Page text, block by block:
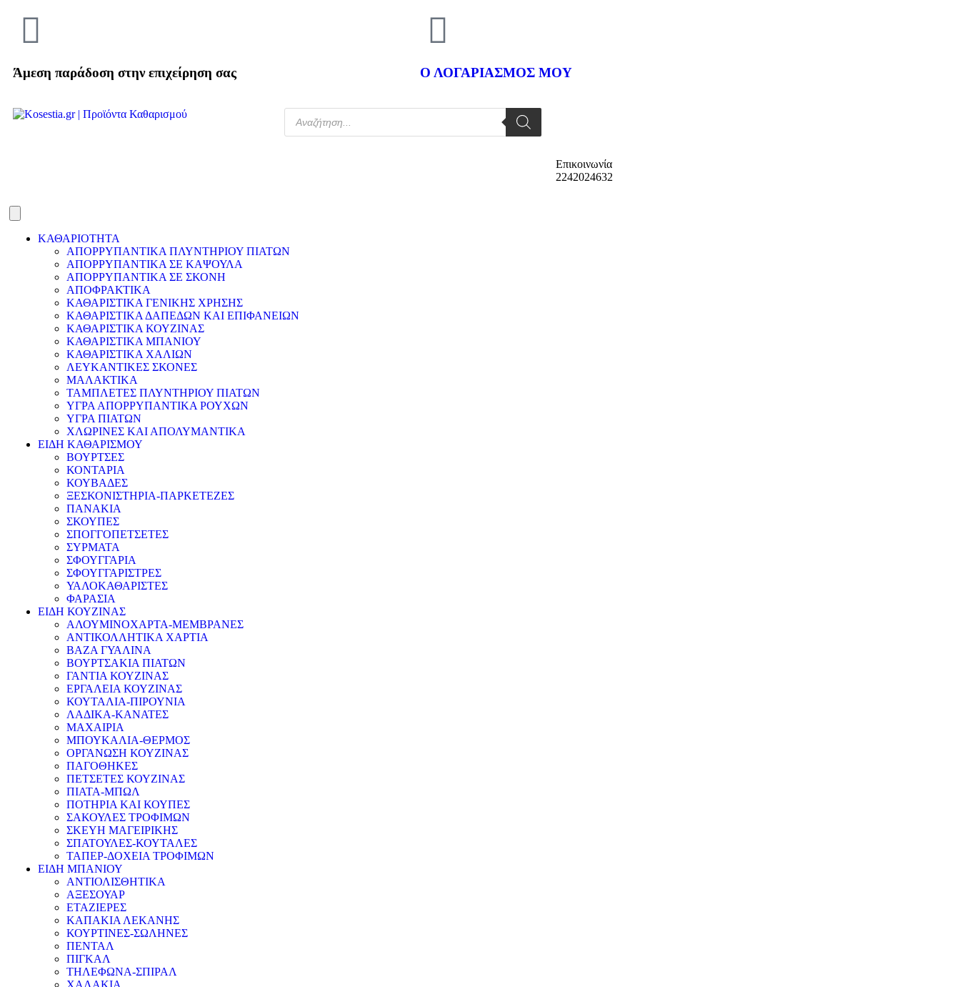
Άμεση παράδοση στην επιχείρηση σας Ο ΛΟΓΑΡΙΑΣΜΟΣ ΜΟΥ
Επικοινωνία
2242024632
ΚΑΘΑΡΙΟΤΗΤΑ
ΑΠΟΡΡΥΠΑΝΤΙΚΑ ΠΛΥΝΤΗΡΙΟΥ ΠΙΑΤΩΝ
ΑΠΟΡΡΥΠΑΝΤΙΚΑ ΣΕ ΚΑΨΟΥΛΑ
ΑΠΟΡΡΥΠΑΝΤΙΚΑ ΣΕ ΣΚΟΝΗ
ΑΠΟΦΡΑΚΤΙΚΑ
ΚΑΘΑΡΙΣΤΙΚΑ ΓΕΝΙΚΗΣ ΧΡΗΣΗΣ
ΚΑΘΑΡΙΣΤΙΚΑ ΔΑΠΕΔΩΝ ΚΑΙ ΕΠΙΦΑΝΕΙΩΝ
ΚΑΘΑΡΙΣΤΙΚΑ ΚΟΥΖΙΝΑΣ
ΚΑΘΑΡΙΣΤΙΚΑ ΜΠΑΝΙΟΥ
ΚΑΘΑΡΙΣΤΙΚΑ ΧΑΛΙΩΝ
ΛΕΥΚΑΝΤΙΚΕΣ ΣΚΟΝΕΣ
ΜΑΛΑΚΤΙΚΑ
ΤΑΜΠΛΕΤΕΣ ΠΛΥΝΤΗΡΙΟΥ ΠΙΑΤΩΝ
ΥΓΡΑ ΑΠΟΡΡΥΠΑΝΤΙΚΑ ΡΟΥΧΩΝ
ΥΓΡΑ ΠΙΑΤΩΝ
ΧΛΩΡΙΝΕΣ ΚΑΙ ΑΠΟΛΥΜΑΝΤΙΚΑ
ΕΙΔΗ ΚΑΘΑΡΙΣΜΟΥ
ΒΟΥΡΤΣΕΣ
ΚΟΝΤΑΡΙΑ
ΚΟΥΒΑΔΕΣ
ΞΕΣΚΟΝΙΣΤΗΡΙΑ-ΠΑΡΚΕΤΕΖΕΣ
ΠΑΝΑΚΙΑ
ΣΚΟΥΠΕΣ
ΣΠΟΓΓΟΠΕΤΣΕΤΕΣ
ΣΥΡΜΑΤΑ
ΣΦΟΥΓΓΑΡΙΑ
ΣΦΟΥΓΓΑΡΙΣΤΡΕΣ
ΥΑΛΟΚΑΘΑΡΙΣΤΕΣ
ΦΑΡΑΣΙΑ
ΕΙΔΗ ΚΟΥΖΙΝΑΣ
ΑΛΟΥΜΙΝΟΧΑΡΤΑ-ΜΕΜΒΡΑΝΕΣ
ΑΝΤΙΚΟΛΛΗΤΙΚΑ ΧΑΡΤΙΑ
ΒΑΖΑ ΓΥΑΛΙΝΑ
ΒΟΥΡΤΣΑΚΙΑ ΠΙΑΤΩΝ
ΓΑΝΤΙΑ ΚΟΥΖΙΝΑΣ
ΕΡΓΑΛΕΙΑ ΚΟΥΖΙΝΑΣ
ΚΟΥΤΑΛΙΑ-ΠΙΡΟΥΝΙΑ
ΛΑΔΙΚΑ-ΚΑΝΑΤΕΣ
ΜΑΧΑΙΡΙΑ
ΜΠΟΥΚΑΛΙΑ-ΘΕΡΜΟΣ
ΟΡΓΑΝΩΣΗ ΚΟΥΖΙΝΑΣ
ΠΑΓΟΘΗΚΕΣ
ΠΕΤΣΕΤΕΣ ΚΟΥΖΙΝΑΣ
ΠΙΑΤΑ-ΜΠΩΛ
ΠΟΤΗΡΙΑ ΚΑΙ ΚΟΥΠΕΣ
ΣΑΚΟΥΛΕΣ ΤΡΟΦΙΜΩΝ
ΣΚΕΥΗ ΜΑΓΕΙΡΙΚΗΣ
ΣΠΑΤΟΥΛΕΣ-ΚΟΥΤΑΛΕΣ
ΤΑΠΕΡ-ΔΟΧΕΙΑ ΤΡΟΦΙΜΩΝ
ΕΙΔΗ ΜΠΑΝΙΟΥ
ΑΝΤΙΟΛΙΣΘΗΤΙΚΑ
ΑΞΕΣΟΥΑΡ
ΕΤΑΖΙΕΡΕΣ
ΚΑΠΑΚΙΑ ΛΕΚΑΝΗΣ
ΚΟΥΡΤΙΝΕΣ-ΣΩΛΗΝΕΣ
ΠΕΝΤΑΛ
ΠΙΓΚΑΛ
ΤΗΛΕΦΩΝΑ-ΣΠΙΡΑΛ